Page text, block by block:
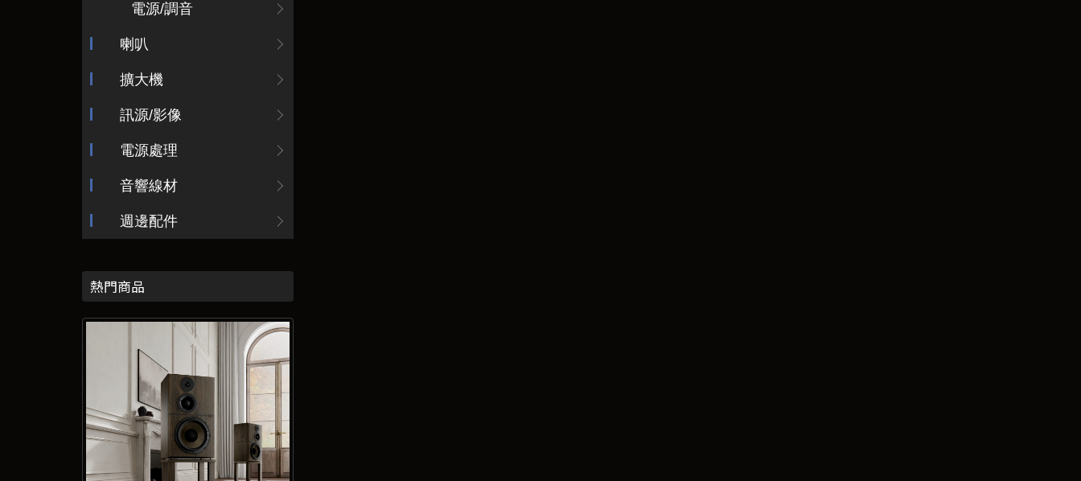
電源/調音
喇叭
擴大機
訊源/影像
電源處理
音響線材
週邊配件
熱門商品